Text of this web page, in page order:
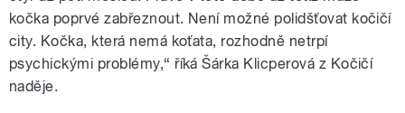
kočka poprvé zabřeznout. Není možné polidšťovat kočičí
city. Kočka, která nemá koťata, rozhodně netrpí
psychickými problémy,“ říká Šárka Klicperová z Kočičí
naděje.